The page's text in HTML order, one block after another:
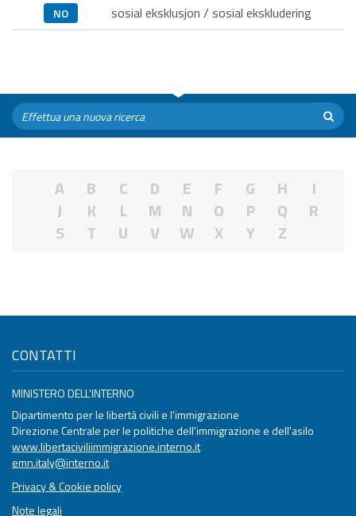
NO sosial eksklusjon / sosial ekskludering
A B C D E F G H
I
J
K L M N O P Q
R
S
T U V W X Y Z
CONTATTI
MINISTERO DELL'INTERNO
Dipartimento per le libertà civili e l'immigrazione
Direzione Centrale per le politiche dell'immigrazione e dell'asilo
www.libertaciviliimmigrazione.interno.it
emn.italy@interno.it
Privacy & Cookie policy
Note legali